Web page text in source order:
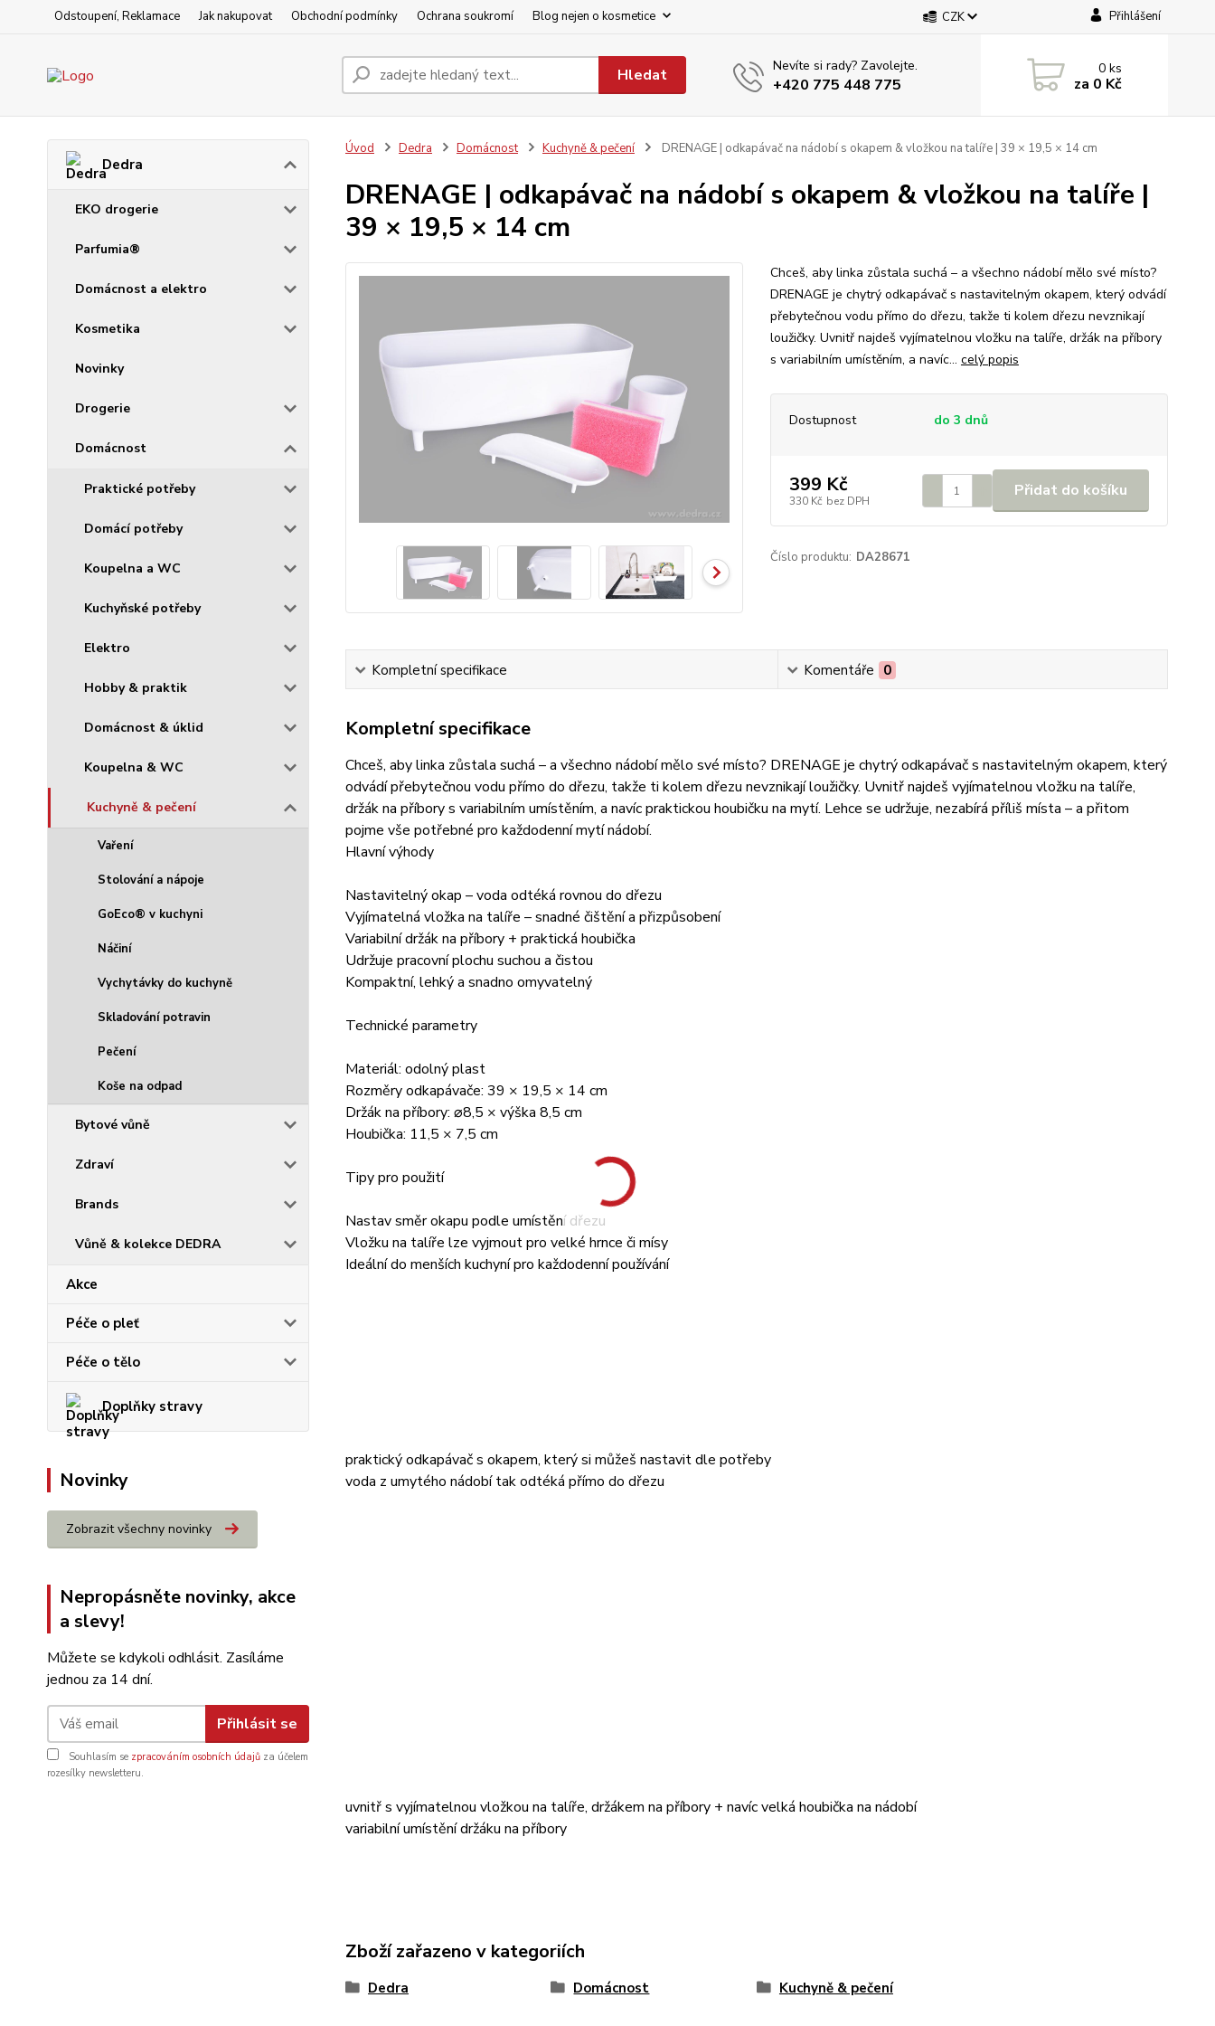
Odstoupení, Reklamace Jak nakupovat Obchodní podmínky Ochrana soukromí Blog nejen o kosmetice CZK Přihlášení
Hledat Nevíte si rady? Zavolejte.
+420 775 448 775
0ks
za 0 Kč
Dedra
EKO drogerie
Parfumia®
Domácnost a elektro
Kosmetika
Novinky
Drogerie
Domácnost
Praktické potřeby
Domácí potřeby
Koupelna a WC
Kuchyňské potřeby
Elektro
Hobby & praktik
Domácnost & úklid
Koupelna & WC
Kuchyně & pečení
Vaření
Stolování a nápoje
GoEco® v kuchyni
Náčiní
Vychytávky do kuchyně
Skladování potravin
Pečení
Koše na odpad
Bytové vůně
Zdraví
Brands
Vůně & kolekce DEDRA
Akce
Péče o pleť
Péče o tělo
Doplňky stravy
Novinky
Zobrazit všechny novinky
Nepropásněte novinky, akce
a slevy!
Můžete se kdykoli odhlásit. Zasíláme
jednou za 14 dní.
Přihlásit se
Souhlasím se zpracováním osobních údajů za účelem
rozesílky newsletteru.
Úvod Dedra Domácnost Kuchyně & pečení DRENAGE | odkapávač na nádobí s okapem & vložkou na talíře | 39 × 19,5 × 14 cm
DRENAGE | odkapávač na nádobí s okapem & vložkou na talíře |
39 × 19,5 × 14 cm
Chceš, aby linka zůstala suchá – a všechno nádobí mělo své místo?
DRENAGE je chytrý odkapávač s nastavitelným okapem, který odvádí
přebytečnou vodu přímo do dřezu, takže ti kolem dřezu nevznikají
loužičky. Uvnitř najdeš vyjímatelnou vložku na talíře, držák na příbory
s variabilním umístěním, a navíc... celý popis
Dostupnost do 3 dnů
399 Kč
330 Kč bez DPH
Přidat do košíku
Číslo produktu: DA28671
Kompletní specifikace Komentáře 0
Kompletní specifikace
Chceš, aby linka zůstala suchá – a všechno nádobí mělo své místo? DRENAGE je chytrý odkapávač s nastavitelným okapem, který
odvádí přebytečnou vodu přímo do dřezu, takže ti kolem dřezu nevznikají loužičky. Uvnitř najdeš vyjímatelnou vložku na talíře,
držák na příbory s variabilním umístěním, a navíc praktickou houbičku na mytí. Lehce se udržuje, nezabírá příliš místa – a přitom
pojme vše potřebné pro každodenní mytí nádobí.
Hlavní výhody
Nastavitelný okap – voda odtéká rovnou do dřezu
Vyjímatelná vložka na talíře – snadné čištění a přizpůsobení
Variabilní držák na příbory + praktická houbička
Udržuje pracovní plochu suchou a čistou
Kompaktní, lehký a snadno omyvatelný
Technické parametry
Materiál: odolný plast
Rozměry odkapávače: 39 × 19,5 × 14 cm
Držák na příbory: ⌀8,5 × výška 8,5 cm
Houbička: 11,5 × 7,5 cm
Tipy pro použití
Nastav směr okapu podle umístění dřezu
Vložku na talíře lze vyjmout pro velké hrnce či mísy
Ideální do menších kuchyní pro každodenní používání
praktický odkapávač s okapem, který si můžeš nastavit dle potřeby
voda z umytého nádobí tak odtéká přímo do dřezu
uvnitř s vyjímatelnou vložkou na talíře, držákem na příbory + navíc velká houbička na nádobí
variabilní umístění držáku na příbory
Zboží zařazeno v kategoriích
Dedra Domácnost Kuchyně & pečení